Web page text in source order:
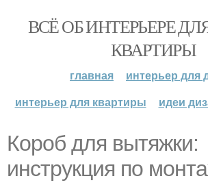
ВСЁ ОБ ИНТЕРЬЕРЕ
КВАРТИРЫ
главная
интерьер для
интерьер для квартиры
идеи
Короб для вытяжки:
инструкция по